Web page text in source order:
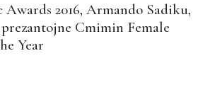
Awards 2016, Armando Sadiku,
Cmimin Female
Year